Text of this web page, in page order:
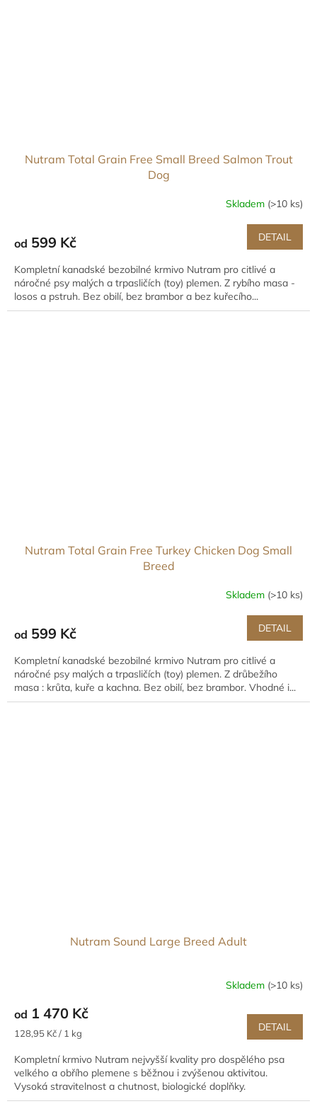
Nutram Total Grain Free Small Breed Salmon Trout
Dog
Skladem (>10 ks)
od 599 Kč DETAIL
Kompletní kanadské bezobilné krmivo Nutram pro citlivé a
náročné psy malých a trpasličích (toy) plemen. Z rybího masa -
losos a pstruh. Bez obilí, bez brambor a bez kuřecího...
Nutram Total Grain Free Turkey Chicken Dog Small
Breed
Skladem (>10 ks)
od 599 Kč DETAIL
Kompletní kanadské bezobilné krmivo Nutram pro citlivé a
náročné psy malých a trpasličích (toy) plemen. Z drůbežího
masa : krůta, kuře a kachna. Bez obilí, bez brambor. Vhodné i...
Nutram Sound Large Breed Adult
Skladem (>10 ks)
od 1 470 Kč
Měrná
128,95 Kč / 1 kg DETAIL
Kompletní krmivo Nutram nejvyšší kvality pro dospělého psa
velkého a obřího plemene s běžnou i zvýšenou aktivitou.
Vysoká stravitelnost a chutnost, biologické doplňky.